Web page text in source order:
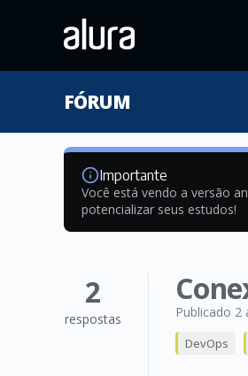
FÓRUM
Importante
Você está vendo a versão
potencializar seus estudos!
2
respostas Publicado 2
DevOps